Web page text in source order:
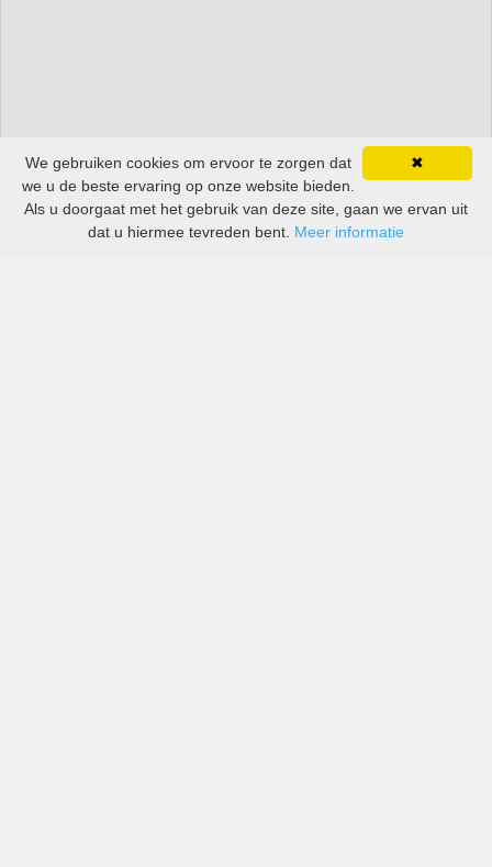
✖
We gebruiken cookies om ervoor te zorgen dat
we u de beste ervaring op onze website bieden.
Als u doorgaat met het gebruik van deze site, gaan we ervan uit
dat u hiermee tevreden bent. Meer informatie